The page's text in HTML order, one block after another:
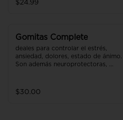
efecto hasta 7 veces más efectivo y
$24.99
Gomitas Complete
deales para controlar el estrés,
ansiedad, dolores, estado de ánimo.
Son además neuroprotectoras,
Puede obtener efectos de uso
adulto.
$30.00